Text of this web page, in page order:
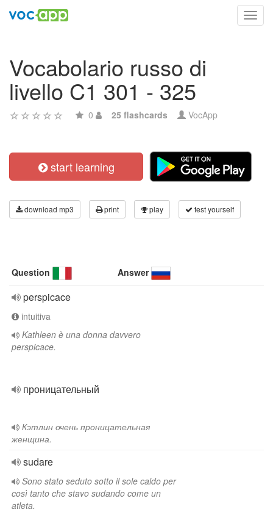
Vocabolario russo di
livello C1 301 - 325
0 25 flashcards VocApp
start learning
download mp3 print play test yourself
Question Answer
perspicace
intuitiva
Kathleen è una donna davvero
perspicace.
проницательный
Кэтлин очень проницательная
женщина.
sudare
Sono stato seduto sotto il sole caldo per
così tanto che stavo sudando come un
atleta.